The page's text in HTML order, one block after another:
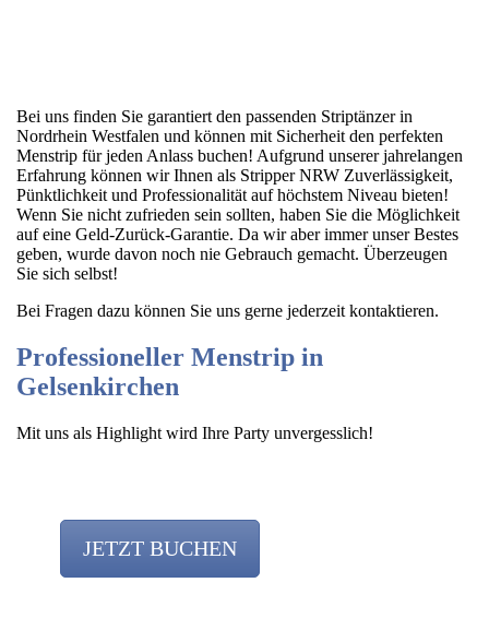
Bei uns finden Sie garantiert den passenden Striptänzer in
Nordrhein Westfalen und können mit Sicherheit den perfekten
Menstrip für jeden Anlass buchen! Aufgrund unserer jahrelangen
Erfahrung können wir Ihnen als Stripper NRW Zuverlässigkeit,
Pünktlichkeit und Professionalität auf höchstem Niveau bieten!
Wenn Sie nicht zufrieden sein sollten, haben Sie die Möglichkeit
auf eine Geld-Zurück-Garantie. Da wir aber immer unser Bestes
geben, wurde davon noch nie Gebrauch gemacht. Überzeugen
Sie sich selbst!
Bei Fragen dazu können Sie uns gerne jederzeit kontaktieren.
Professioneller Menstrip in
Gelsenkirchen
Mit uns als Highlight wird Ihre Party unvergesslich!
JETZT BUCHEN